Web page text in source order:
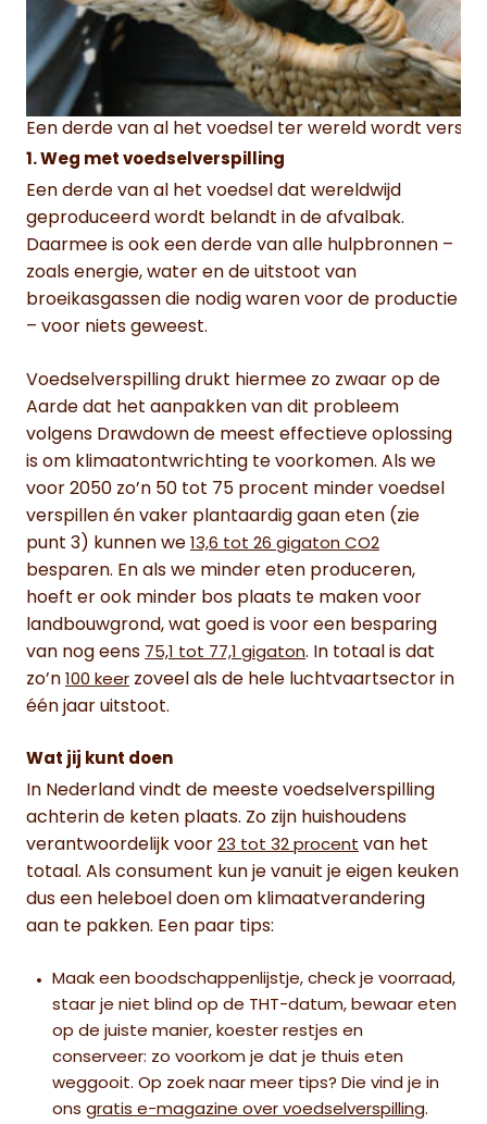
Een derde van al het voedsel ter wereld wordt
1. Weg met voedselverspilling
Een derde van al het voedsel dat wereldwijd
geproduceerd wordt belandt in de afvalbak.
Daarmee is ook een derde van alle hulpbronnen –
zoals energie, water en de uitstoot van
broeikasgassen die nodig waren voor de productie
– voor niets geweest.
Voedselverspilling drukt hiermee zo zwaar op de
Aarde dat het aanpakken van dit probleem
volgens Drawdown de meest effectieve oplossing
is om klimaatontwrichting te voorkomen. Als we
voor 2050 zo’n 50 tot 75 procent minder voedsel
verspillen én vaker plantaardig gaan eten (zie
punt 3) kunnen we 13,6 tot 26 gigaton CO2
besparen. En als we minder eten produceren,
hoeft er ook minder bos plaats te maken voor
landbouwgrond, wat goed is voor een besparing
van nog eens 75,1 tot 77,1 gigaton. In totaal is dat
zo’n 100 keer zoveel als de hele luchtvaartsector in
één jaar uitstoot.
Wat jij kunt doen
In Nederland vindt de meeste voedselverspilling
achterin de keten plaats. Zo zijn huishoudens
verantwoordelijk voor 23 tot 32 procent van het
totaal. Als consument kun je vanuit je eigen keuken
dus een heleboel doen om klimaatverandering
aan te pakken. Een paar tips:
Maak een boodschappenlijstje, check je voorraad,
staar je niet blind op de THT-datum, bewaar eten
op de juiste manier, koester restjes en
conserveer: zo voorkom je dat je thuis eten
weggooit. Op zoek naar meer tips? Die vind je in
ons gratis e-magazine over voedselverspilling.